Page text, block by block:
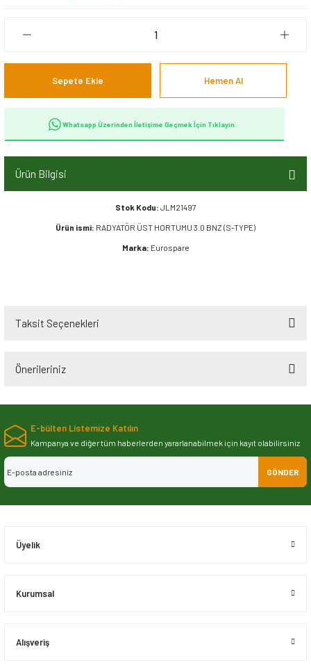
Sepete Ekle Hemen Al
Whatsapp Üzerinden İletişime Geçmek İçin Tıklayın
Ürün Bilgisi
Stok Kodu: JLM21497
Ürün ismi: RADYATÖR ÜST HORTUMU 3.0 BNZ (S-TYPE)
Marka: Eurospare
Taksit Seçenekleri
Önerileriniz
Bu ürünün fiyat bilgisi, resim, ürün açıklamalarında ve diğer konularda
iletebilirsiniz.
Görüş ve önerileriniz için teşekkür ederiz.
Ürün resmi kalitesiz, bozuk veya görüntülenemiyor.
E-bülten Listemize Katılın
Kampanya ve diğer tüm haberlerden yararlanabilmek için kayıt olabilirsiniz
GÖNDER
Üyelik
Kurumsal
Alışveriş